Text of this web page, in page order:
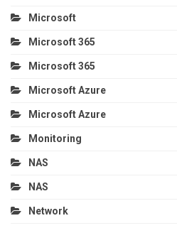
Microsoft
Microsoft 365
Microsoft 365
Microsoft Azure
Microsoft Azure
Monitoring
NAS
NAS
Network